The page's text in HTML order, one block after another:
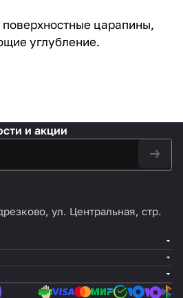
царапины,
углубление.
и акции
ул. Центральная, стр.